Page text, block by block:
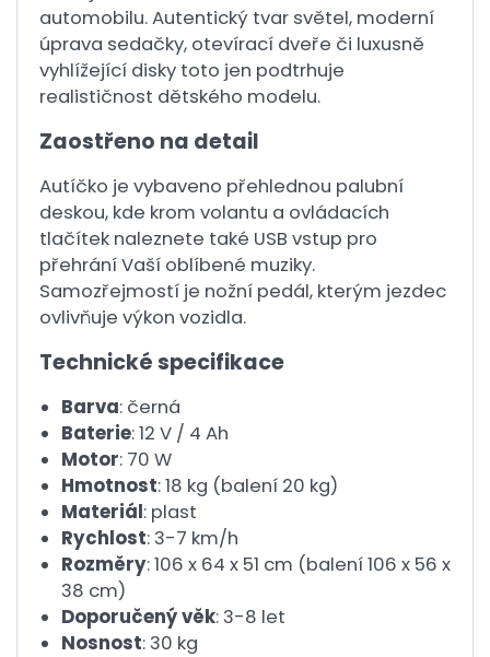
automobilu. Autentický tvar světel, moderní
úprava sedačky, otevírací dveře či luxusně
vyhlížející disky toto jen podtrhuje
realističnost dětského modelu.
Zaostřeno na detail
Autíčko je vybaveno přehlednou palubní
deskou, kde krom volantu a ovládacích
tlačítek naleznete také USB vstup pro
přehrání Vaší oblíbené muziky.
Samozřejmostí je nožní pedál, kterým jezdec
ovlivňuje výkon vozidla.
Technické specifikace
Barva: černá
Baterie: 12 V / 4 Ah
Motor: 70 W
Hmotnost: 18 kg (balení 20 kg)
Materiál: plast
Rychlost: 3-7 km/h
Rozměry: 106 x 64 x 51 cm (balení 106 x 56 x
38 cm)
Doporučený věk: 3-8 let
Nosnost: 30 kg